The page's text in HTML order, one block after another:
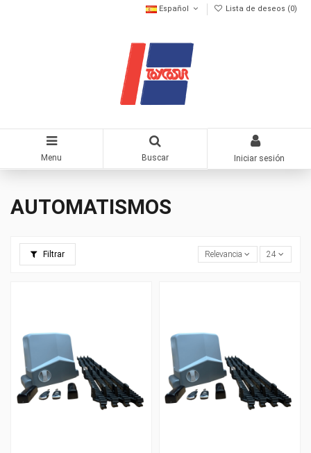
Español Lista de deseos (0)
Menu Buscar Iniciar sesión
AUTOMATISMOS
Filtrar Relevancia 24